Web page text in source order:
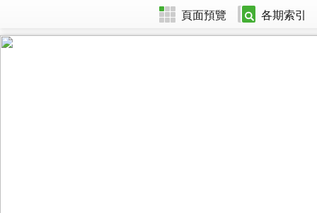
頁面預覽 各期索引